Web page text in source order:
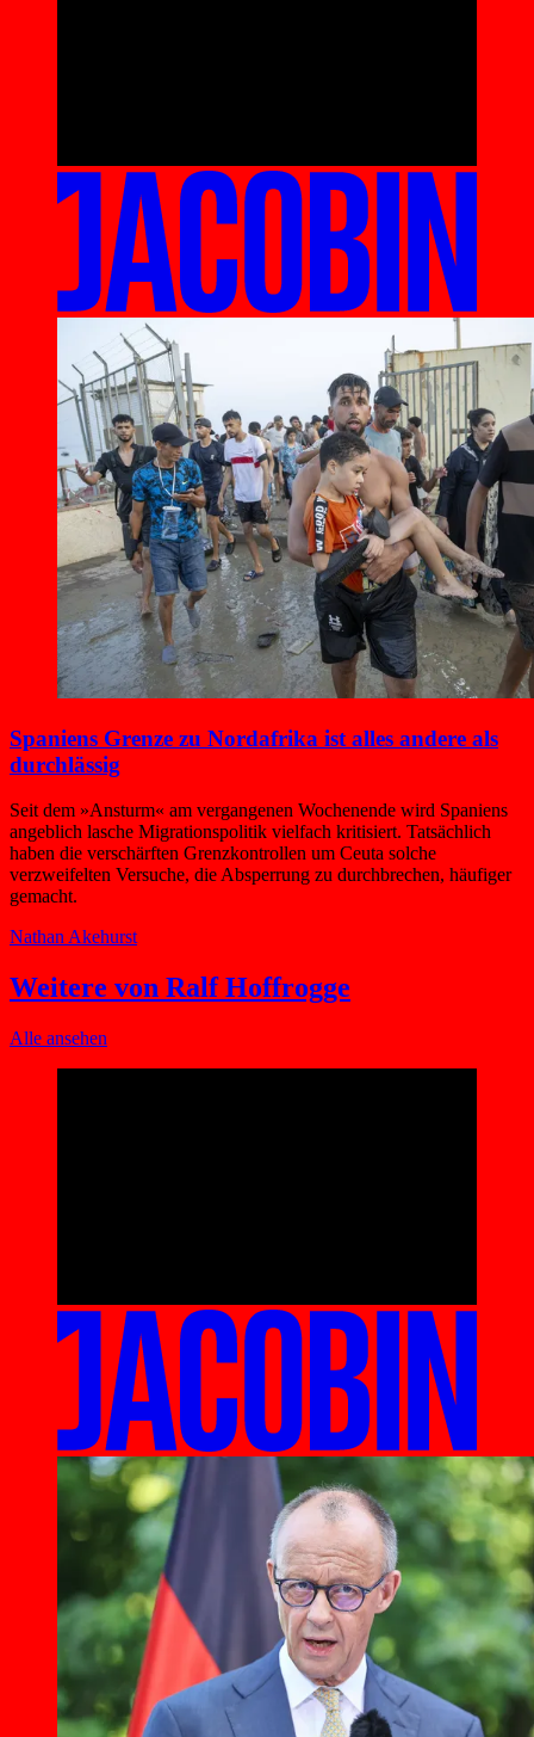
Spaniens Grenze zu Nordafrika ist alles andere als
durchlässig
Seit dem »Ansturm« am vergangenen Wochenende wird Spaniens
angeblich lasche Migrationspolitik vielfach kritisiert. Tatsächlich
haben die verschärften Grenzkontrollen um Ceuta solche
verzweifelten Versuche, die Absperrung zu durchbrechen, häufiger
gemacht.
Nathan Akehurst
Weitere von Ralf Hoffrogge
Alle ansehen